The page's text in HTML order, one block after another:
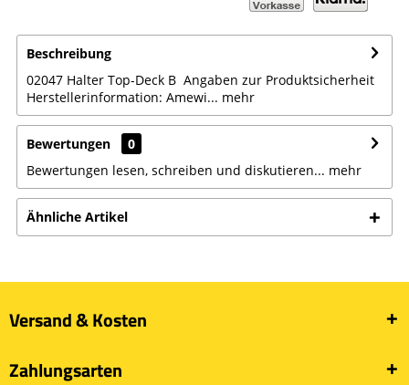
Beschreibung
02047 Halter Top-Deck B Angaben zur Produktsicherheit
Herstellerinformation: Amewi... mehr
Bewertungen
0
Bewertungen lesen, schreiben und diskutieren... mehr
Ähnliche Artikel
Versand & Kosten
Zahlungsarten